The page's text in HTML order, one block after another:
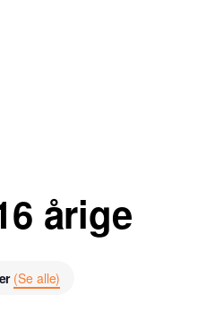
årige
(Se alle)